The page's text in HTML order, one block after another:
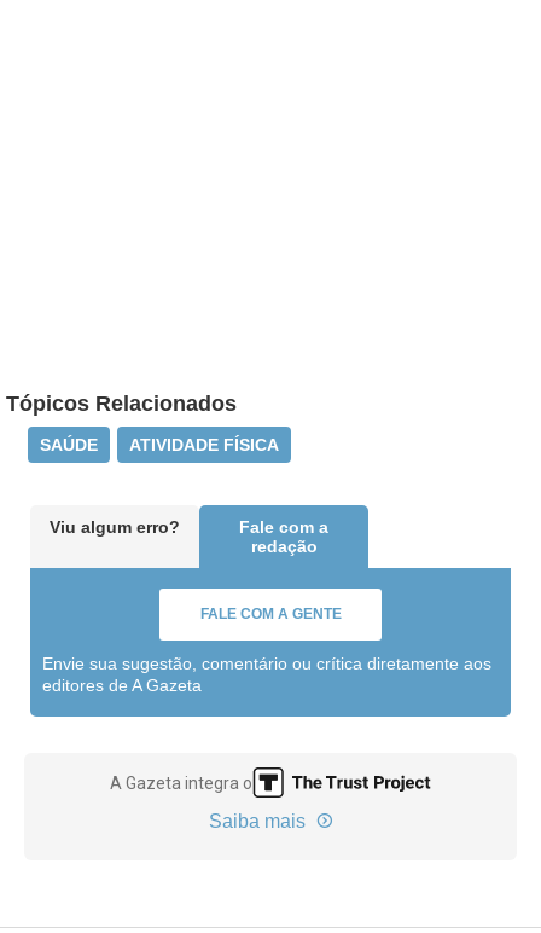
Tópicos Relacionados
SAÚDE ATIVIDADE FÍSICA
Viu algum erro?
Fale com a
redação
FALE COM A GENTE
Envie sua sugestão, comentário ou crítica diretamente aos
editores de A Gazeta
A Gazeta integra o
Saiba mais